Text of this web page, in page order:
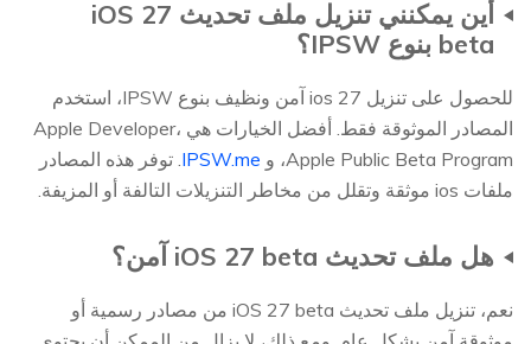
أين يمكنني تنزيل ملف تحديث iOS 27
beta بنوع IPSW؟
للحصول على تنزيل ios 27 آمن ونظيف بنوع IPSW، استخدم
المصادر الموثوقة فقط. أفضل الخيارات هي Apple Developer،
Apple Public Beta Program، و
IPSW.me. توفر هذه المصادر
ملفات ios موثقة وتقلل من مخاطر التنزيلات التالفة أو المزيفة.
هل ملف تحديث iOS 27 beta آمن؟
نعم، تنزيل ملف تحديث iOS 27 beta من مصادر رسمية أو